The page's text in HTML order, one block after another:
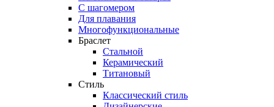
С шагомером
Для плавания
Многофункциональные
Браслет
Стальной
Керамический
Титановый
Стиль
Классический стиль